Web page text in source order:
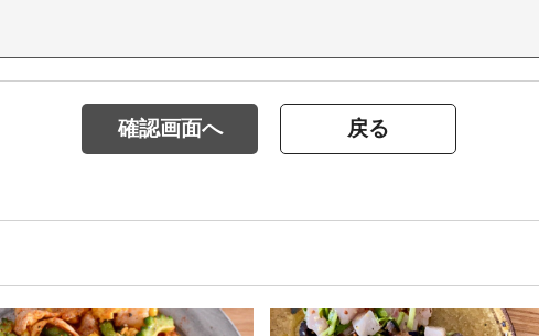
確認画面へ 戻る